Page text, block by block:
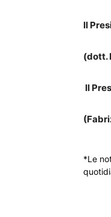
Il
(dott.
Il
*Le